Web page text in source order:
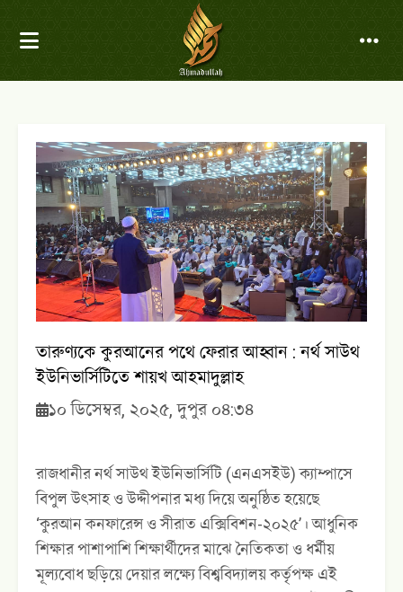
তারুণ্যকে কুরআনের পথে ফেরার আহ্বান : নর্থ সাউথ
ইউনিভার্সিটিতে শায়খ আহমাদুল্লাহ
১০ ডিসেম্বর, ২০২৫, দুপুর ০৪:৩৪
রাজধানীর নর্থ সাউথ ইউনিভার্সিটি (এনএসইউ) ক্যাম্পাসে
বিপুল উৎসাহ ও উদ্দীপনার মধ্য দিয়ে অনুষ্ঠিত হয়েছে
‘কুরআন কনফারেন্স ও সীরাত এক্সিবিশন-২০২৫’। আধুনিক
শিক্ষার পাশাপাশি শিক্ষার্থীদের মাঝে নৈতিকতা ও ধর্মীয়
মূল্যবোধ ছড়িয়ে দেয়ার লক্ষ্যে বিশ্ববিদ্যালয় কর্তৃপক্ষ এই